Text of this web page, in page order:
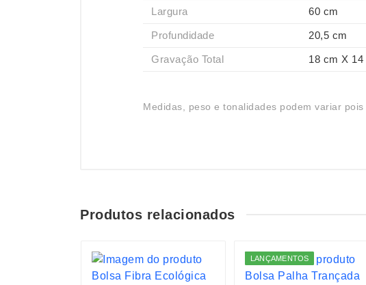
Largura 60 cm
Profundidade 20,5 cm
Gravação Total 18 cm X 14
Medidas, peso e tonalidades podem variar
Produtos relacionados
LANÇAMENTOS